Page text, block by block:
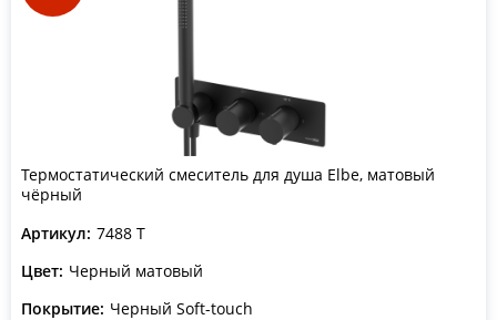
Термостатический смеситель для душа Elbe, матовый
чёрный
Артикул: 7488 T
Цвет: Черный матовый
Покрытие: Черный Soft-touch